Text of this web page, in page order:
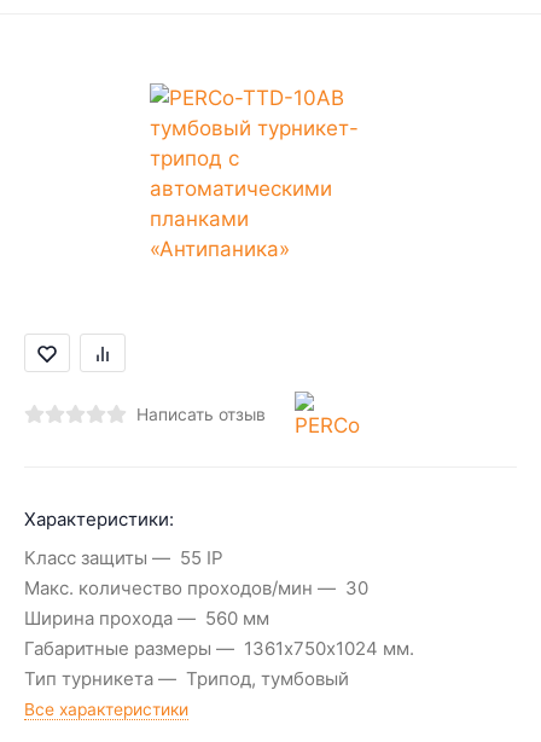
Написать отзыв
Характеристики:
Класс защиты
55 IP
Макс. количество проходов/мин
30
Ширина прохода
560 мм
Габаритные размеры
1361х750х1024 мм.
Тип турникета
Трипод, тумбовый
Все характеристики